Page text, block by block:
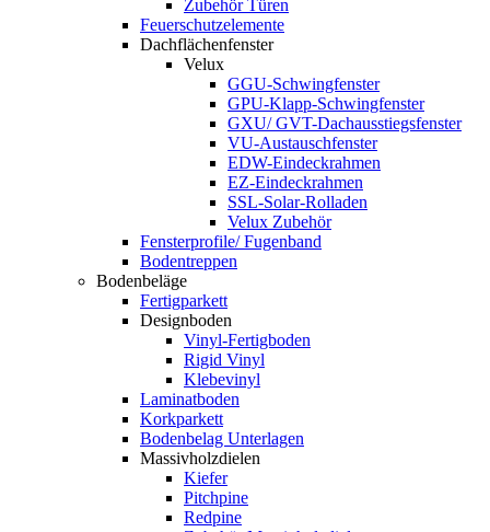
Zubehör Türen
Feuerschutzelemente
Dachflächenfenster
Velux
GGU-Schwingfenster
GPU-Klapp-Schwingfenster
GXU/ GVT-Dachausstiegsfenster
VU-Austauschfenster
EDW-Eindeckrahmen
EZ-Eindeckrahmen
SSL-Solar-Rolladen
Velux Zubehör
Fensterprofile/ Fugenband
Bodentreppen
Bodenbeläge
Fertigparkett
Designboden
Vinyl-Fertigboden
Rigid Vinyl
Klebevinyl
Laminatboden
Korkparkett
Bodenbelag Unterlagen
Massivholzdielen
Kiefer
Pitchpine
Redpine